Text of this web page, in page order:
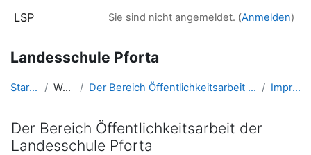
LSP Sie sind nicht angemeldet. (Anmelden)
Landesschule Pforta
Startseite Website Der Bereich Öffentlichkeitsarbeit der Landesschule Pforta Impressum
Der Bereich Öffentlichkeitsarbeit der
Landesschule Pforta